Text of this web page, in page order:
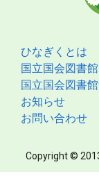
ひなぎくとは
国立国会図書
国立国会図書
お知らせ
お問い合わせ
Copyright ©